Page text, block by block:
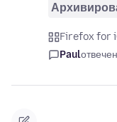
Firefox for
Paul